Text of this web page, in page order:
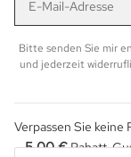
Bitte senden Sie mir
und jederzeit
Verpassen Sie
5,00 €Rabatt-